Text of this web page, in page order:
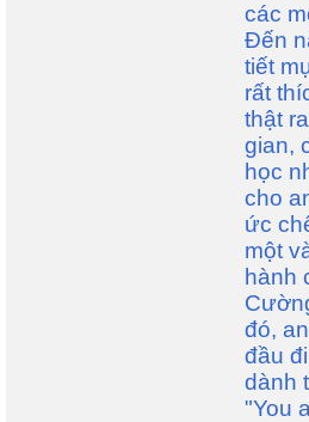
các
Đến
tiết
rất
thật
gian,
học
cho
ức
một
hành
đó,
đầu
dành
"You